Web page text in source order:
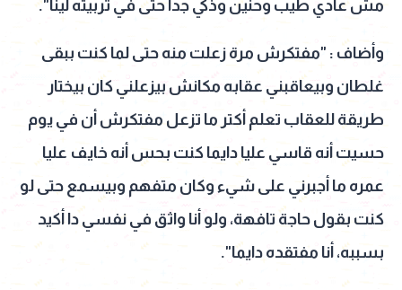
مش عادي طيب وحنين وذكي جدا حتى في تربيته لينا".
وأضاف : "مفتكرش مرة زعلت منه حتى لما كنت ببقى
غلطان وبيعاقبني عقابه مكانش بيزعلني كان بيختار
طريقة للعقاب تعلم أكتر ما تزعل مفتكرش أن في يوم
حسيت أنه قاسي عليا دايما كنت بحس أنه خايف عليا
عمره ما أجبرني على شيء وكان متفهم وبيسمع حتى لو
كنت بقول حاجة تافهة، ولو أنا واثق في نفسي دا أكيد
بسببه، أنا مفتقده دايما".